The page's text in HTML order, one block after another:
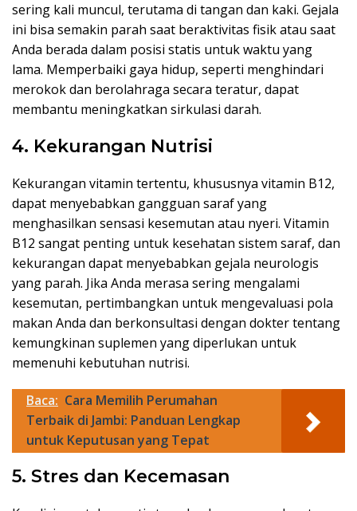
sering kali muncul, terutama di tangan dan kaki. Gejala
ini bisa semakin parah saat beraktivitas fisik atau saat
Anda berada dalam posisi statis untuk waktu yang
lama. Memperbaiki gaya hidup, seperti menghindari
merokok dan berolahraga secara teratur, dapat
membantu meningkatkan sirkulasi darah.
4. Kekurangan Nutrisi
Kekurangan vitamin tertentu, khususnya vitamin B12,
dapat menyebabkan gangguan saraf yang
menghasilkan sensasi kesemutan atau nyeri. Vitamin
B12 sangat penting untuk kesehatan sistem saraf, dan
kekurangan dapat menyebabkan gejala neurologis
yang parah. Jika Anda merasa sering mengalami
kesemutan, pertimbangkan untuk mengevaluasi pola
makan Anda dan berkonsultasi dengan dokter tentang
kemungkinan suplemen yang diperlukan untuk
memenuhi kebutuhan nutrisi.
Baca: Cara Memilih Perumahan
Terbaik di Jambi: Panduan Lengkap
untuk Keputusan yang Tepat
5. Stres dan Kecemasan